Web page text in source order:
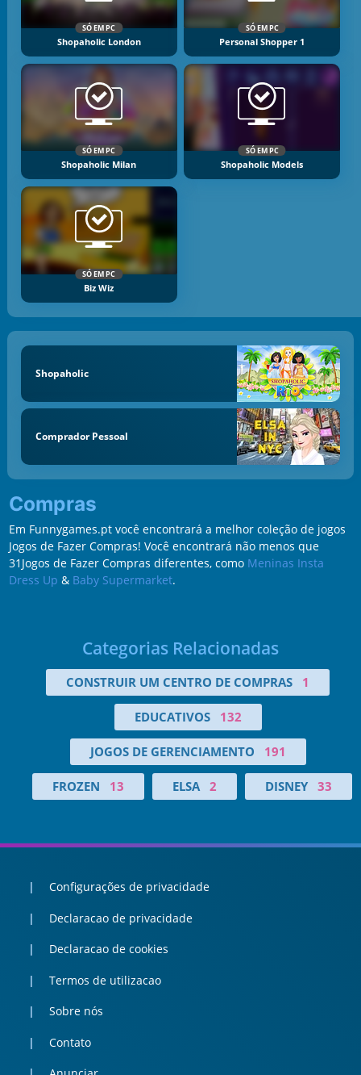
SÓ EM PC
Shopaholic London
SÓ EM PC
Personal Shopper 1
SÓ EM PC
Shopaholic Milan
SÓ EM PC
Shopaholic Models
SÓ EM PC
Biz Wiz
Shopaholic
Comprador Pessoal
Compras
Em Funnygames.pt você encontrará a melhor coleção de jogos
Jogos de Fazer Compras! Você encontrará não menos que
31Jogos de Fazer Compras diferentes, como Meninas Insta
Dress Up & Baby Supermarket.
Categorias Relacionadas
CONSTRUIR UM CENTRO DE COMPRAS 1
EDUCATIVOS 132
JOGOS DE GERENCIAMENTO 191
FROZEN 13 ELSA 2 DISNEY 33
Configurações de privacidade
Declaracao de privacidade
Declaracao de cookies
Termos de utilizacao
Sobre nós
Contato